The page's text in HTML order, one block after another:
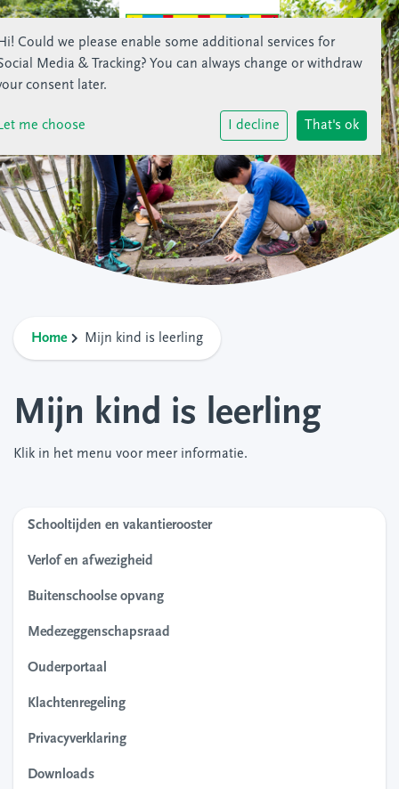
Home Mijn kind is leerling
Mijn kind is leerling
Klik in het menu voor meer informatie.
Schooltijden en vakantierooster
Verlof en afwezigheid
Buitenschoolse opvang
Medezeggenschapsraad
Ouderportaal
Klachtenregeling
Privacyverklaring
Downloads
Could we please enable some additional services for
Media & Tracking? You can always change or withdraw
consent later.
me choose I decline That's ok